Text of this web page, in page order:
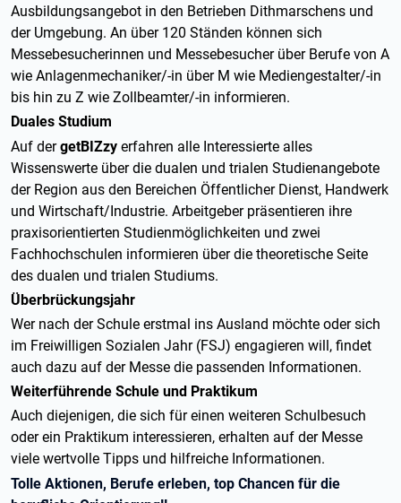
Ausbildungsangebot in den Betrieben Dithmarschens und
der Umgebung. An über 120 Ständen können sich
Messebesucherinnen und Messebesucher über Berufe von A
wie Anlagenmechaniker/-in über M wie Mediengestalter/-in
bis hin zu Z wie Zollbeamter/-in informieren.
Duales Studium
Auf dergetBIZzy erfahren alle Interessierte alles
Wissenswerte über die dualen und trialen Studienangebote
der Region aus den Bereichen Öffentlicher Dienst, Handwerk
und Wirtschaft/Industrie. Arbeitgeber präsentieren ihre
praxisorientierten Studienmöglichkeiten und zwei
Fachhochschulen informieren über die theoretische Seite
des dualen und trialen Studiums.
Überbrückungsjahr
Wer nach der Schule erstmal ins Ausland möchte oder sich
im Freiwilligen Sozialen Jahr (FSJ) engagieren will, findet
auch dazu auf der Messe die passenden Informationen.
Weiterführende Schule und Praktikum
Auch diejenigen, die sich für einen weiteren Schulbesuch
oder ein Praktikum interessieren, erhalten auf der Messe
viele wertvolle Tipps und hilfreiche Informationen.
Tolle Aktionen, Berufe erleben, top Chancen für die